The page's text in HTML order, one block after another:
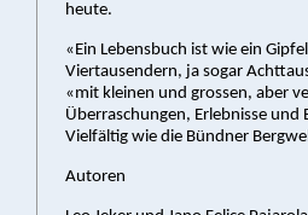
heute.
«Ein Lebensbuch ist wie ein
Viertausendern, ja sogar
«mit kleinen und grossen, aber
Überraschungen, Erlebnisse
Vielfältig wie die Bündner
Autoren